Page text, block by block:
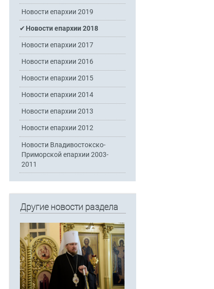
Новости епархии 2019
Новости епархии 2018
Новости епархии 2017
Новости епархии 2016
Новости епархии 2015
Новости епархии 2014
Новости епархии 2013
Новости епархии 2012
Новости Владивостокско-
Приморской епархии 2003-
2011
Другие новости раздела